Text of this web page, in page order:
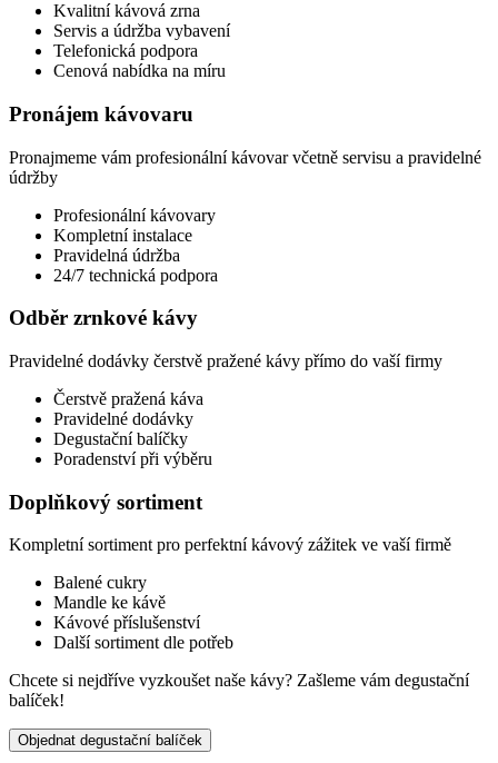
Kvalitní kávová zrna
Servis a údržba vybavení
Telefonická podpora
Cenová nabídka na míru
Pronájem kávovaru
Pronajmeme vám profesionální kávovar včetně servisu a pravidelné
údržby
Profesionální kávovary
Kompletní instalace
Pravidelná údržba
24/7 technická podpora
Odběr zrnkové kávy
Pravidelné dodávky čerstvě pražené kávy přímo do vaší firmy
Čerstvě pražená káva
Pravidelné dodávky
Degustační balíčky
Poradenství při výběru
Doplňkový sortiment
Kompletní sortiment pro perfektní kávový zážitek ve vaší firmě
Balené cukry
Mandle ke kávě
Kávové příslušenství
Další sortiment dle potřeb
Chcete si nejdříve vyzkoušet naše kávy? Zašleme vám degustační
balíček!
Objednat degustační balíček